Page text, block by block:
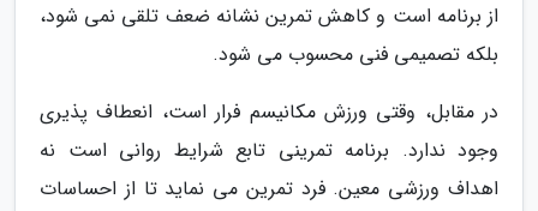
از برنامه است و کاهش تمرین نشانه ضعف تلقی نمی شود،
بلکه تصمیمی فنی محسوب می شود.
در مقابل، وقتی ورزش مکانیسم فرار است، انعطاف پذیری
وجود ندارد. برنامه تمرینی تابع شرایط روانی است نه
اهداف ورزشی معین. فرد تمرین می نماید تا از احساسات